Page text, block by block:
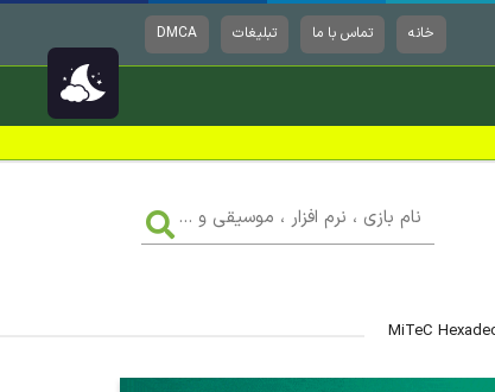
خانه تماس با ما تبلیغات DMCA
بازی
،
موسیقی